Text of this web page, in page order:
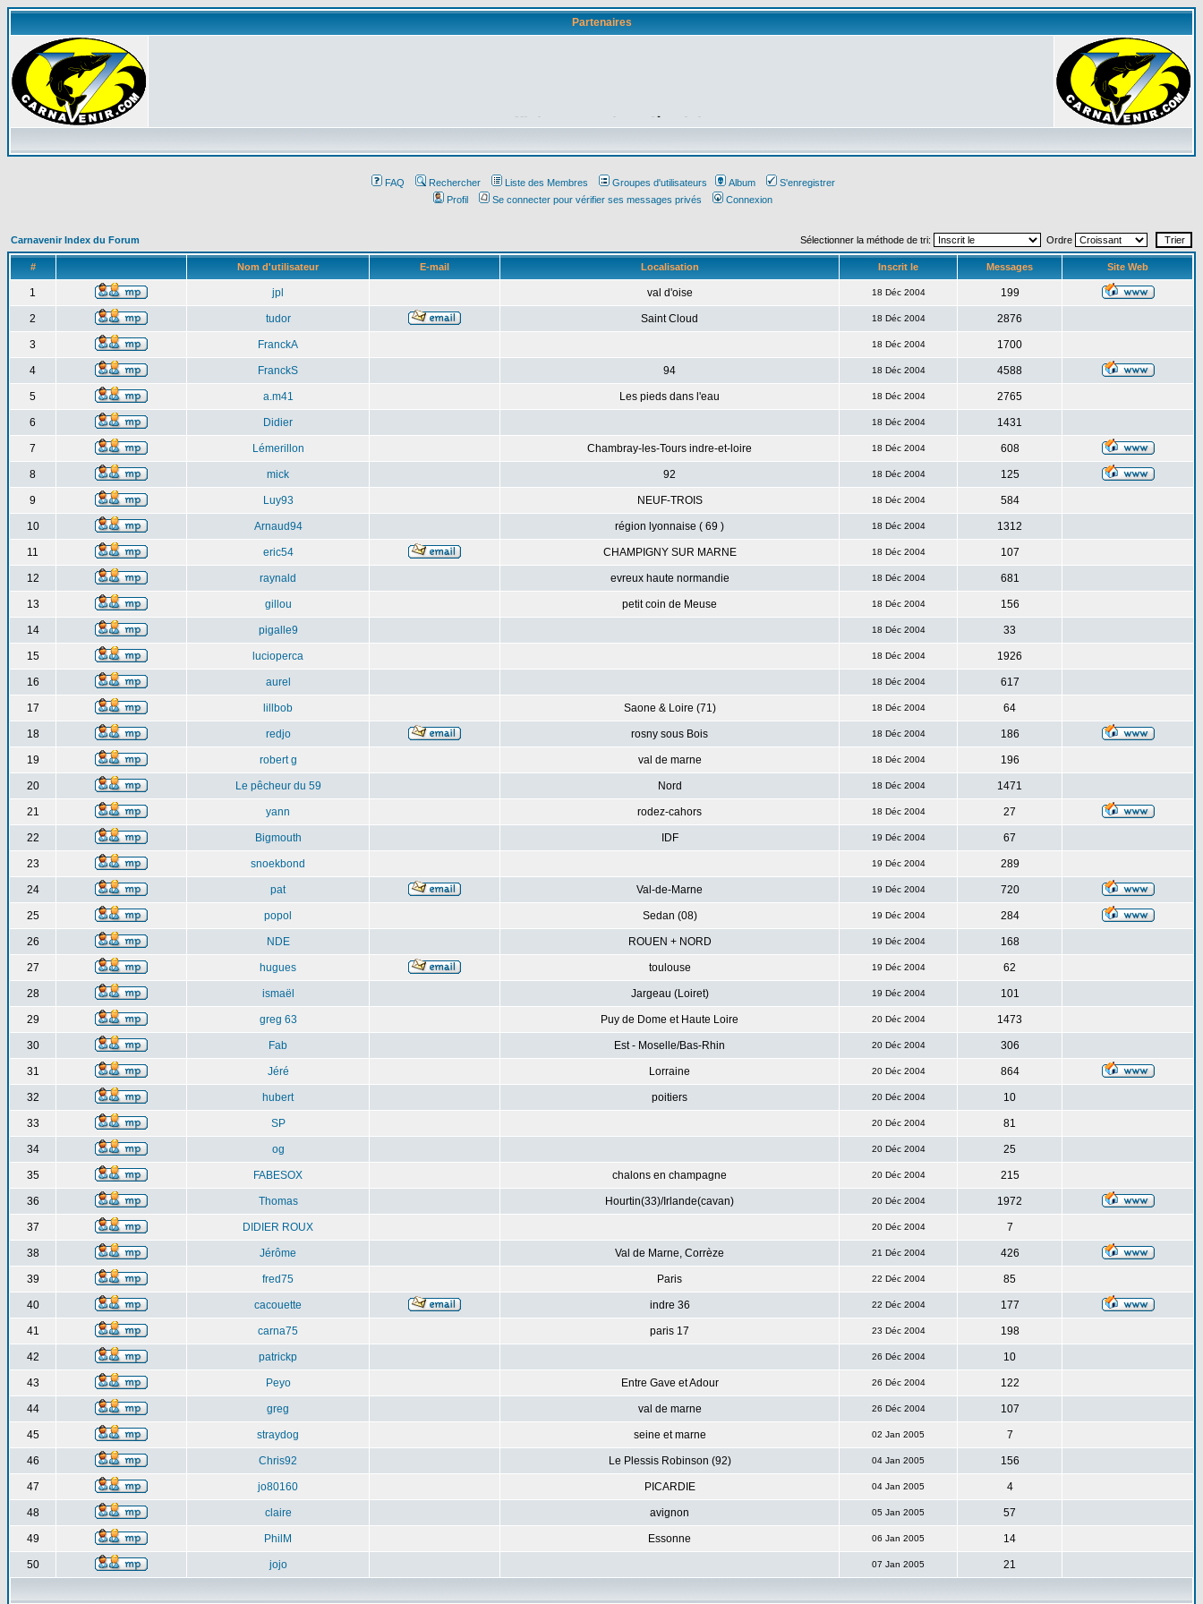
Partenaires
Affichez votre bannière ici
FAQ Rechercher Liste des Membres Groupes d'utilisateurs Album
S'enregistrer
Profil
Se connecter pour vérifier ses messages privés Connexion
Carnavenir Index du Forum Sélectionner la méthode de tri: Ordre
# Nom d'utilisateur E-mail Localisation Inscrit le Messages Site Web
1 jpl val d'oise 18 Déc 2004 199
2 tudor Saint Cloud 18 Déc 2004 2876
3 FranckA 18 Déc 2004 1700
4 FranckS 94 18 Déc 2004 4588
5 a.m41 Les pieds dans l'eau 18 Déc 2004 2765
6 Didier 18 Déc 2004 1431
7 Lémerillon Chambray-les-Tours indre-et-loire 18 Déc 2004 608
8 mick 92 18 Déc 2004 125
9 Luy93 NEUF-TROIS 18 Déc 2004 584
10 Arnaud94 région lyonnaise ( 69 ) 18 Déc 2004 1312
11 eric54 CHAMPIGNY SUR MARNE 18 Déc 2004 107
12 raynald evreux haute normandie 18 Déc 2004 681
13 gillou petit coin de Meuse 18 Déc 2004 156
14 pigalle9 18 Déc 2004 33
15 lucioperca 18 Déc 2004 1926
16 aurel 18 Déc 2004 617
17 lillbob Saone & Loire (71) 18 Déc 2004 64
18 redjo rosny sous Bois 18 Déc 2004 186
19 robert g val de marne 18 Déc 2004 196
20 Le pêcheur du 59 Nord 18 Déc 2004 1471
21 yann rodez-cahors 18 Déc 2004 27
22 Bigmouth IDF 19 Déc 2004 67
23 snoekbond 19 Déc 2004 289
24 pat Val-de-Marne 19 Déc 2004 720
25 popol Sedan (08) 19 Déc 2004 284
26 NDE ROUEN + NORD 19 Déc 2004 168
27 hugues toulouse 19 Déc 2004 62
28 ismaël Jargeau (Loiret) 19 Déc 2004 101
29 greg 63 Puy de Dome et Haute Loire 20 Déc 2004 1473
30 Fab Est - Moselle/Bas-Rhin 20 Déc 2004 306
31 Jéré Lorraine 20 Déc 2004 864
32 hubert poitiers 20 Déc 2004 10
33 SP 20 Déc 2004 81
34 og 20 Déc 2004 25
35 FABESOX chalons en champagne 20 Déc 2004 215
36 Thomas Hourtin(33)/Irlande(cavan) 20 Déc 2004 1972
37 DIDIER ROUX 20 Déc 2004 7
38 Jérôme Val de Marne, Corrèze 21 Déc 2004 426
39 fred75 Paris 22 Déc 2004 85
40 cacouette indre 36 22 Déc 2004 177
41 carna75 paris 17 23 Déc 2004 198
42 patrickp 26 Déc 2004 10
43 Peyo Entre Gave et Adour 26 Déc 2004 122
44 greg val de marne 26 Déc 2004 107
45 straydog seine et marne 02 Jan 2005 7
46 Chris92 Le Plessis Robinson (92) 04 Jan 2005 156
47 jo80160 PICARDIE 04 Jan 2005 4
48 claire avignon 05 Jan 2005 57
49 PhilM Essonne 06 Jan 2005 14
50 jojo 07 Jan 2005 21